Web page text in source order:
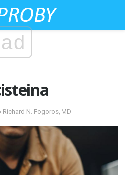
ad
Richard N. Fogoros, MD